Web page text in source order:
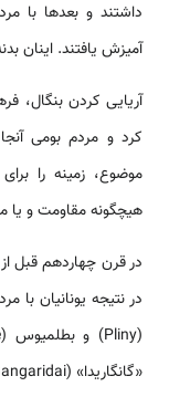
داشتند و بعد‌ها با
آمیزش یافتند. اینان
آریایی کردن بنگال،
موضوع، زمینه را
هیچگونه مقاومت و یا
در قرن چهاردهم قبل
در نتیجه یونانیان با
«گانگاریدا» (Gangaridai)، مشتق از کلمه گنگ است.